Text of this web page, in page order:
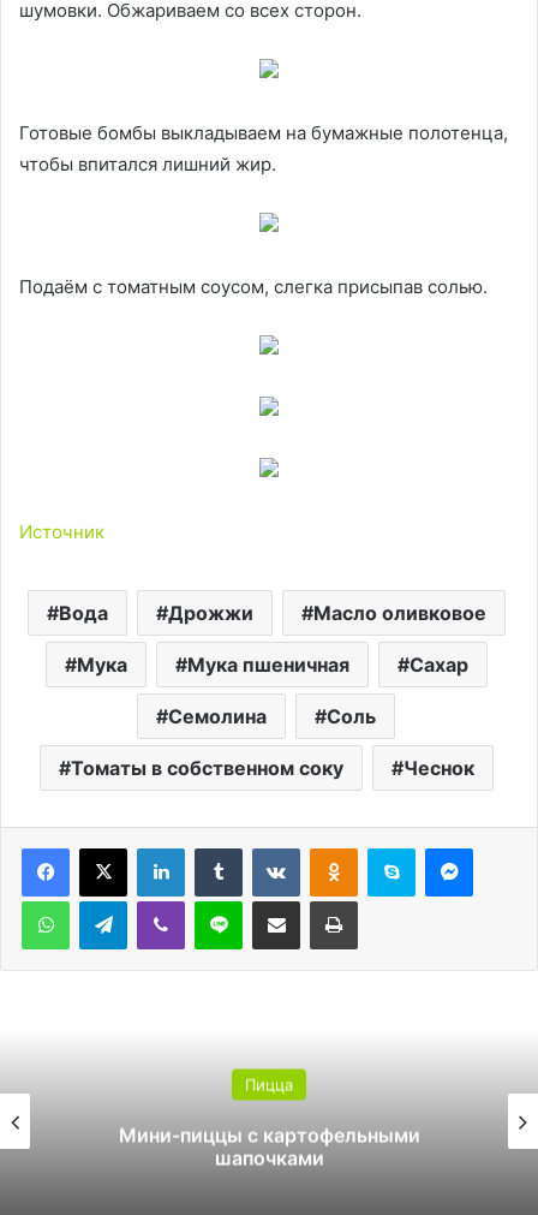
шумовки. Обжариваем со всех сторон.
Готовые бомбы выкладываем на бумажные полотенца,
чтобы впитался лишний жир.
Подаём с томатным соусом, слегка присыпав солью.
Источник
Вода Дрожжи Масло оливковое
Мука Мука пшеничная Сахар
Семолина Соль
Томаты в собственном соку Чеснок
LinkedInTumblr ВконтактеОдноклассники
Skype
WhatsAppTelegramViber Line Поделиться через электронную почту Печатать
Пицца
Мини-пиццы с картофельными
шапочками